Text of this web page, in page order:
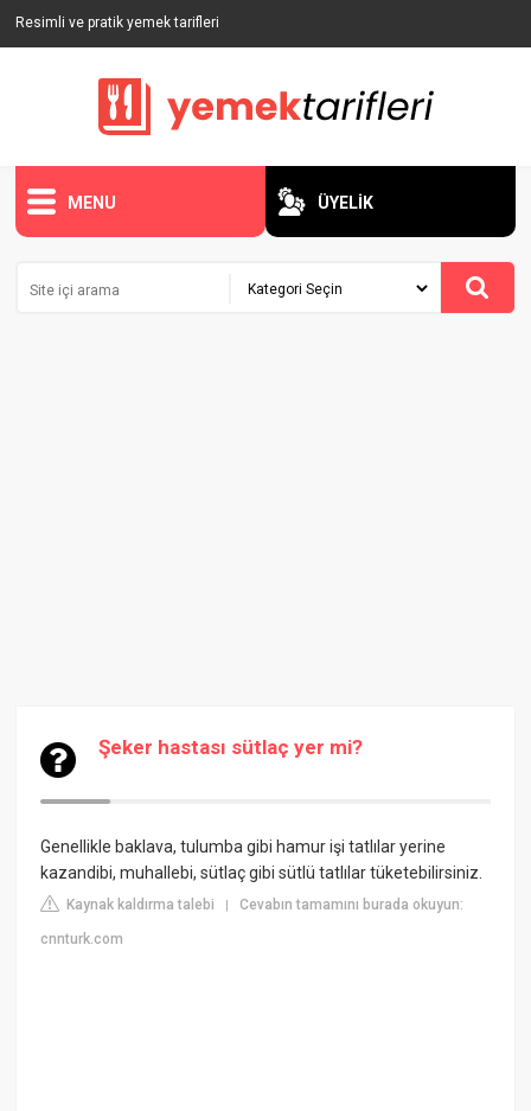
Resimli ve pratik yemek tarifleri
MENU ÜYELİK
Şeker hastası sütlaç yer mi?
Genellikle baklava, tulumba gibi hamur işi tatlılar yerine
kazandibi, muhallebi, sütlaç gibi sütlü tatlılar tüketebilirsiniz.
Kaynak kaldırma talebi |Cevabın tamamını burada okuyun:
cnnturk.com